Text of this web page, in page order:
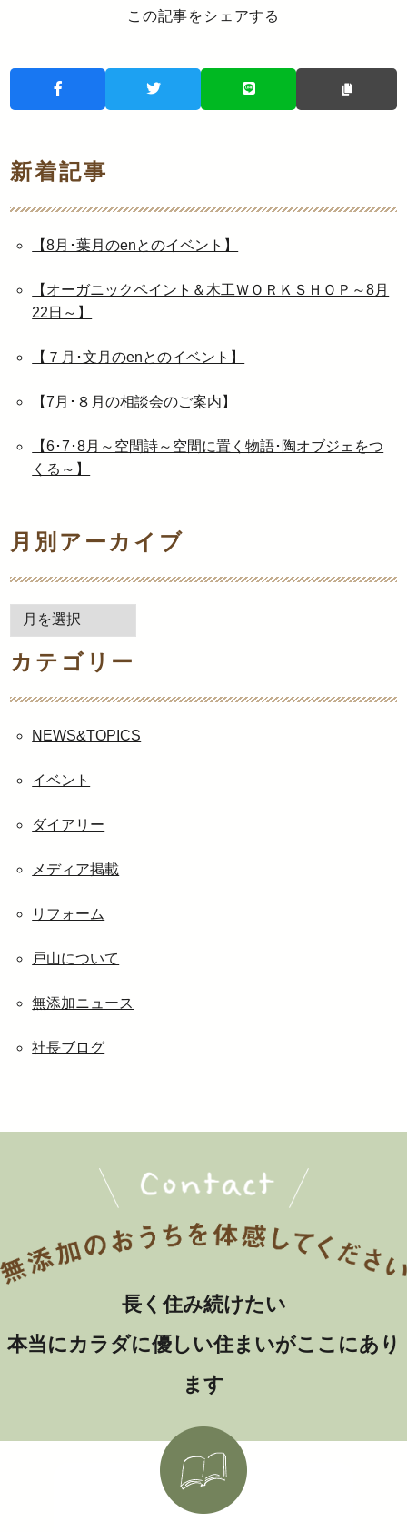
この記事をシェアする
新着記事
【8月･葉月のenとのイベント】
【オーガニックペイント＆木工ＷＯＲＫＳＨＯＰ～8月
22日～】
【７月･文月のenとのイベント】
【7月･８月の相談会のご案内】
【6･7･8月～空間詩～空間に置く物語･陶オブジェをつ
くる～】
月別アーカイブ
別
ア
カ
カテゴリー
NEWS&TOPICS
イベント
ダイアリー
メディア掲載
リフォーム
戸山について
無添加ニュース
社長ブログ
長く住み続けたい
本当にカラダに優しい住まいがここにあり
ます